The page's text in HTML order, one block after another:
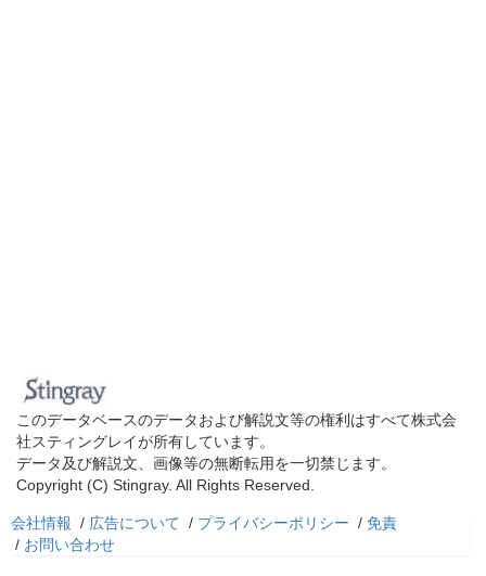
このデータベースのデータおよび解説文等の権利はすべて株式会
社スティングレイが所有しています。
データ及び解説文、画像等の無断転用を一切禁じます。
Copyright (C) Stingray. All Rights Reserved.
会社情報 / 広告について / プライバシーポリシー / 免責
/ お問い合わせ